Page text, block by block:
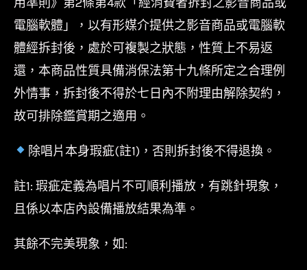
電腦軟體」，以有形媒介提供之影音商品或電腦軟
體經拆封後，處於可複製之狀態，性質上不易返
還，本商品性質具備消保法第十九條所定之合理例
外情事，拆封後不得於七日內不附理由解除契約，
故可排除鑑賞期之適用。
除唱片本身瑕疵(註1)，否則拆封後不得退換。
註1: 瑕疵定義為唱片不可順利播放，有跳針現象，
且係以本店內設備播放結果為準。
其餘不完美現象，如: